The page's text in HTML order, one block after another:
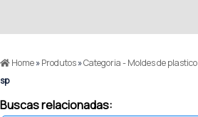
Home»Produtos»Categoria - Moldes de plastico
sp
Buscas relacionadas: